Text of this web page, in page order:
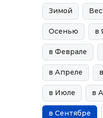
Зимой
Осенью в
в Феврале
в Апреле
в Июле в
в Сентябре